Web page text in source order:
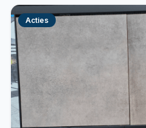
Acties